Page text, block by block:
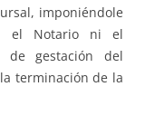
imponiéndole
el Notario ni el
de gestación del
terminación de la